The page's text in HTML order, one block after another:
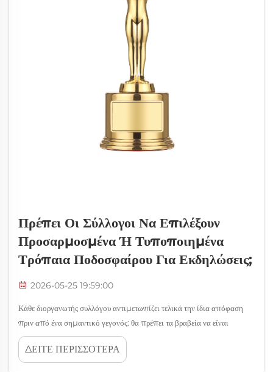
Πρέπει Οι Σύλλογοι Να Επιλέξουν
Προσαρμοσμένα Ή Τυποποιημένα
Τρόπαια Ποδοσφαίρου Για Εκδηλώσεις;
2026-05-25 19:59:00
Κάθε διοργανωτής συλλόγου αντιμετωπίζει τελικά την ίδια απόφαση
πριν από ένα σημαντικό γεγονός: θα πρέπει τα βραβεία να είναι
προσαρμοσμένα σχεδιασμένα ή να επιλεγούν από έναν τυποποιημένο
κατάλογο; Όταν πρόκειται για την επιλογή ενός τροπαίου
ΔΕΙΤΕ ΠΕΡΙΣΣΟΤΕΡΑ